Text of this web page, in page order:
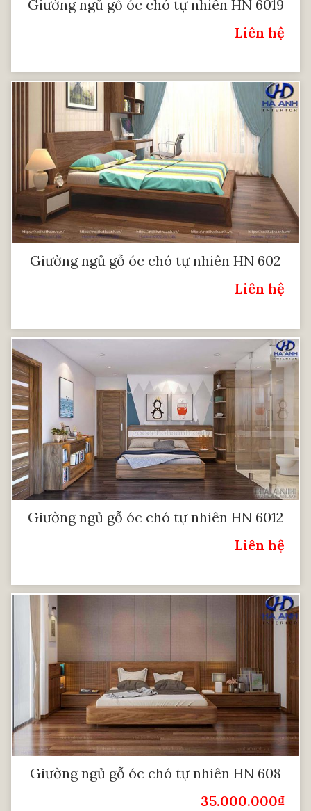
Giường ngủ gỗ óc chó tự nhiên HN 6019
Liên hệ
Giường ngủ gỗ óc chó tự nhiên HN 602
Liên hệ
Giường ngủ gỗ óc chó tự nhiên HN 6012
Liên hệ
Giường ngủ gỗ óc chó tự nhiên HN 608
35.000.000₫